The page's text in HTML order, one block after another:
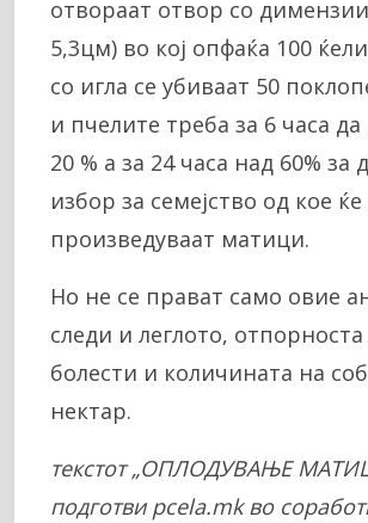
отвораат отвор со
5,3цм) во кој опфаќа 100
со игла се убиваат 50
и пчелите треба за 6 часа да
20 % а за 24 часа над 60% за
избор за семејство од кое ќе
произведуваат матици.
Но не се прават само овие
следи и леглото,
болести и количината на
нектар.
текстот „ОПЛОДУВАЊЕ
подготви pcela.mk во